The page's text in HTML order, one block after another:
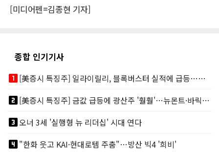
[미디어펜=김종현 기자]
종합 인기기사
looks_one
[美증시 특징주] 일라이릴리, 블록버스터 실적에 급등…마운자로 매출 폭발
looks_two
[美증시 특징주] 금값 급등에 광산주 '훨훨'…뉴몬트·바릭마이닝 주도
looks_3오너 3세 '실행형 뉴 리더십' 시대 연다
looks_4"한화 웃고 KAI·현대로템 주춤"…방산 빅4 '희비'